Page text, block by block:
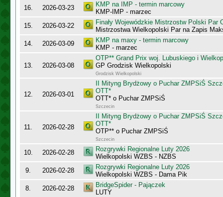
16. 2026-03-23
KMP na IMP - termin marcowy
KMP-IMP - marzec
15.
2026-03-22
Finały Wojewódzkie Mistrzostw Polski Par
Mistrzostwa Wielkopolski Par na Zapis
14.
2026-03-09
KMP na maxy - termin marcowy
KMP - marzec
13. 2026-03-08
OTP** Grand Prix woj. Lubuskiego i
GP Grodzisk Wielkopolski
Grodzisk Wielkopolski
12. 2026-03-01
II Mityng Brydżowy o Puchar ZMPSiŚ
OTT*
OTT* o Puchar ZMPSiŚ
Szczecin
11. 2026-02-28
II Mityng Brydżowy o Puchar ZMPSiŚ
OTT*
OTP** o Puchar ZMPSiŚ
Szczecin
10. 2026-02-28
Rozgrywki Regionalne Luty 2026
Wielkopolski WZBS - NZBS
9.
2026-02-28
Rozgrywki Regionalne Luty 2026
Wielkopolski WZBS - Dama Pik
8.
2026-02-28
BridgeSpider - Pajączek
LUTY